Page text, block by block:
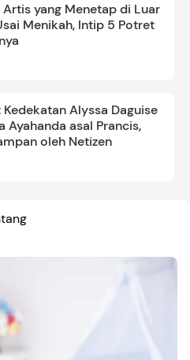
Artis yang Menetap di Luar
Menikah, Intip 5 Potret
Alyssa Daguise
Ayahanda asal Prancis,
oleh Netizen